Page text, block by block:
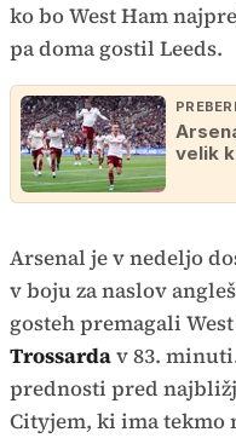
ko bo West Ham
pa doma gostil Leeds.
velik
Arsenal je v nedeljo
v boju za naslov
gosteh premagali
Trossardav 83.
prednosti pred
Cityjem, ki ima tekmo